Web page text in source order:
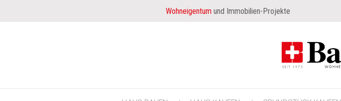
Wohneigentum und Immobilien-Projekte